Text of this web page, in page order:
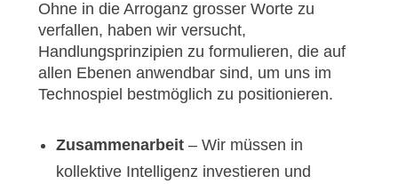
Ohne in die Arroganz grosser Worte zu
verfallen, haben wir versucht,
Handlungsprinzipien zu formulieren, die auf
allen Ebenen anwendbar sind, um uns im
Technospiel bestmöglich zu positionieren.
Zusammenarbeit– Wir müs­sen in
kollektive Intelligenz investieren und